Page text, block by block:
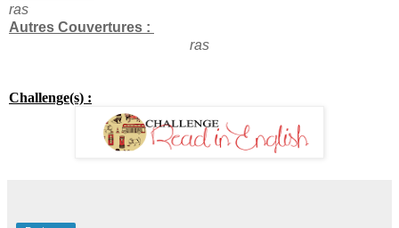
ras
Autres Couvertures :
ras
Challenge(s) :